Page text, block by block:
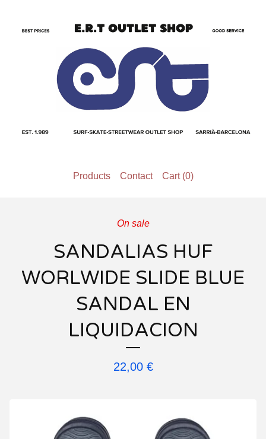
Products Contact Cart (0)
On sale
SANDALIAS HUF
WORLWIDE SLIDE BLUE
SANDAL EN
LIQUIDACION
22,00 €